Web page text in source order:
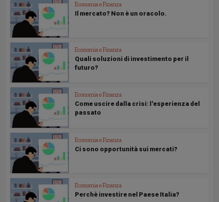
Economia e Finanza
Il mercato? Non è un oracolo.
Economia e Finanza
Quali soluzioni di investimento per il
futuro?
Economia e Finanza
Come uscire dalla crisi: l'esperienza del
passato
Economia e Finanza
Ci sono opportunità sui mercati?
Economia e Finanza
Perchè investire nel Paese Italia?